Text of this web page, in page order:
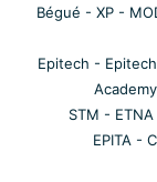
Bégué - XP -
Epitech -
Academy
STM - ETNA
EPITA -